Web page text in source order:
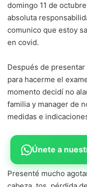
domingo 11 de
absoluta
comunico que estoy
en covid.
Después de
para hacerme el
momento decidí no
familia y manager de
medidas e
Únete a
Presenté mucho